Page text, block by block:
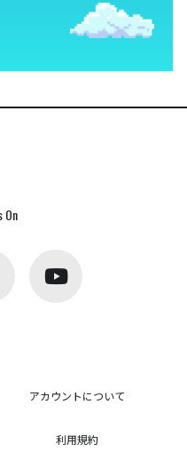
On
アカウントについて
利用規約